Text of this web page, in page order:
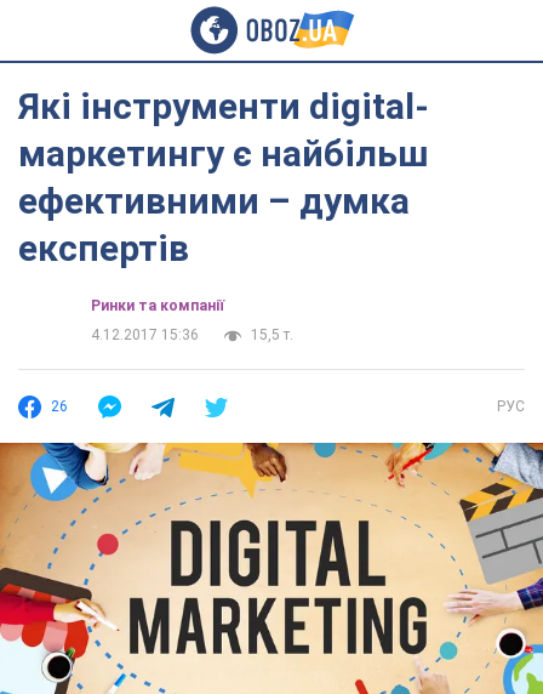
Які інструменти digital-
маркетингу є найбільш
ефективними – думка
експертів
Ринки та компанії
4.12.2017 15:36
15,5 т.
26 РУС